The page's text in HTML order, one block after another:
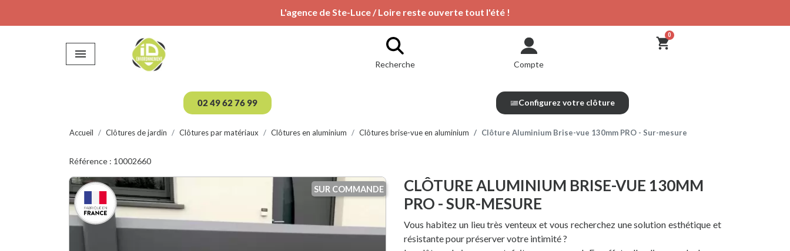
L'agence de Ste-Luce / Loire reste ouverte tout l'été !

Recherche Compte
02 49 62 76 99 Configurez votre clôture
Accueil Clôtures de jardin Clôtures par matériaux Clôtures en aluminium Clôtures brise-vue en aluminium Clôture Aluminium Brise-vue 130mm PRO - Sur-mesure
Référence : 10002660
SUR COMMANDE
CLÔTURE ALUMINIUM BRISE-VUE 130MM
PRO - SUR-MESURE
Vous habitez un lieu très venteux et vous recherchez une solution esthétique et
résistante pour préserver votre intimité ?